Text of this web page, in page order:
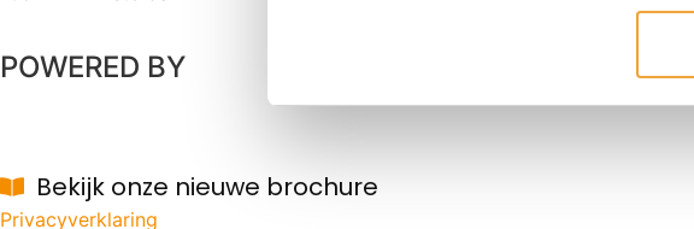
POWERED BY
Bekijk onze nieuwe brochure
Privacyverklaring